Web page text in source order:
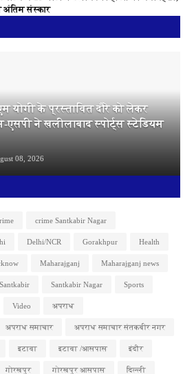
अंतिम संस्कार
योगी के प्रस्तावित दौरे को लेकर
एसपी ने खलीलाबाद स्पोर्ट्स स्टेडियम
08, 2026
crime Santkabir Nagar
Delhi/NCR Gorakhpur Health
Maharajganj Maharajganj news
Santkabir Santkabir Nagar Sports
Video अपराध
अपराध समाचार अपराध समाचार संतकबीर नगर
इटावा इटावा /आसपास इंदौर
गोरखपुर गोरखपुर आसपास दिल्ली